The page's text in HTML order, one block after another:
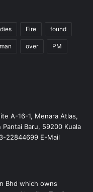
dies Fire found
man over PM
A-16-1, Menara Atlas,
Baru, 59200 Kuala
22844699 E-Mail
Bhd which owns